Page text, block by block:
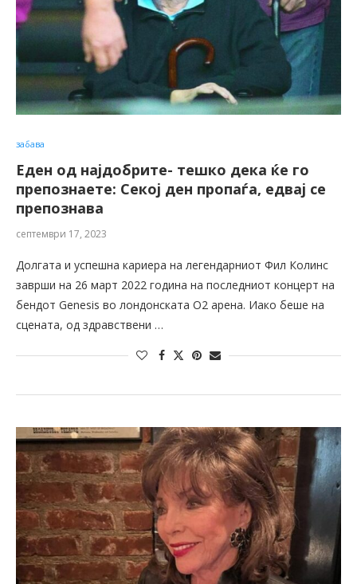
забава
Еден од најдобрите- тешко дека ќе го
препознаете: Секој ден пропаѓа, едвај се
препознава
септември 17, 2023
Долгата и успешна кариера на легендарниот Фил Колинс
заврши на 26 март 2022 година на последниот концерт на
бендот Genesis во лондонската О2 арена. Иако беше на
сцената, од здравствени …